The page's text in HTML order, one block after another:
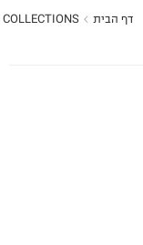
דף הבית COLLECTIONS